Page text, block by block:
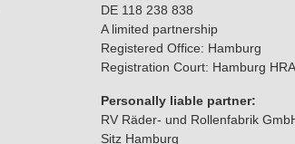
DE 118 238 838
A limited partnership
Registered Office: Hamburg
Registration Court: Hamburg
Personally liable partner:
RV Räder- und Rollenfabrik
Sitz Hamburg